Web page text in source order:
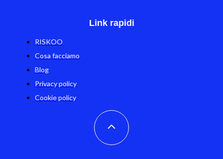
Link rapidi
RISKOO
Cosa facciamo
Blog
Privacy policy
Cookie policy